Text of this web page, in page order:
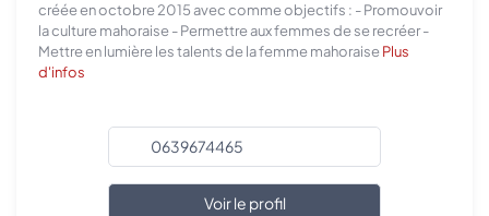
créée en octobre 2015 avec comme objectifs : - Promouvoir
la culture mahoraise - Permettre aux femmes de se recréer -
Mettre en lumière les talents de la femme mahoraisePlus
d'infos
0639674465
Voir le profil